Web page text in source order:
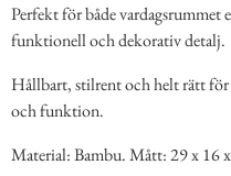
Perfekt för både vardagsrummet
funktionell och dekorativ detalj.
Hållbart, stilrent och helt rätt
och funktion.
Material: Bambu. Mått: 29 x 16